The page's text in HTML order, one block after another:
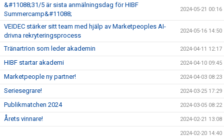
&#11088;31/5 är sista anmälningsdag för HIBF
Summercamp&#11088;
2024-05-21 00:16
VEIDEC stärker sitt team med hjälp av Marketpeoples AI-
drivna rekryteringsprocess
2024-05-16 14:50
Tränartrion som leder akademin 2024-04-11 12:17
HIBF startar akademi 2024-04-10 09:45
Marketpeople ny partner! 2024-04-03 08:23
Seriesegrare! 2024-03-25 17:29
Publikmatchen 2024 2024-03-05 08:22
Årets vinnare! 2024-02-21 13:08
2024-02-20 14:40